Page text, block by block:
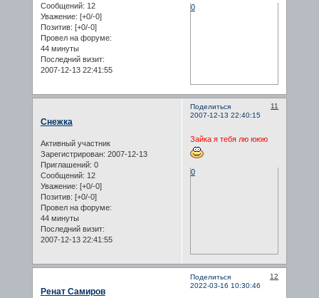
Сообщений: 12
Уважение: [+0/-0]
Позитив: [+0/-0]
Провел на форуме:
44 минуты
Последний визит:
2007-12-13 22:41:55
0
Поделиться
11
2007-12-13 22:40:15
Снежка
Активный участник
Зарегистрирован: 2007-12-13
Приглашений: 0
Сообщений: 12
Уважение: [+0/-0]
Позитив: [+0/-0]
Провел на форуме:
44 минуты
Последний визит:
2007-12-13 22:41:55
Зайка я тебя лю ююю
0
Поделиться
12
2022-03-16 10:30:46
Ренат Самиров